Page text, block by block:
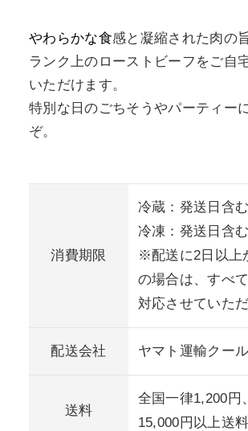
やわらかな食感と凝縮された肉の
ランク上のローストビーフをご自
いただけます。
特別な日のごちそうやパーティー
ぞ。
消費期限
冷蔵：発送日含
冷凍：発送日含
※配送に2日以上
の場合は、すべ
対応させていただ
配送会社 ヤマト運輸クー
送料
全国一律1,200円、
15,000円以上送